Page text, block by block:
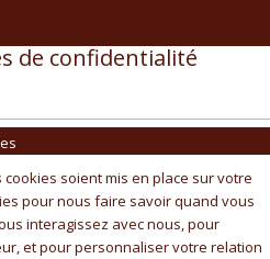
de confidentialité
soient mis en place sur votre
pour nous faire savoir quand vous
interagissez avec nous, pour
et pour personnaliser votre relation